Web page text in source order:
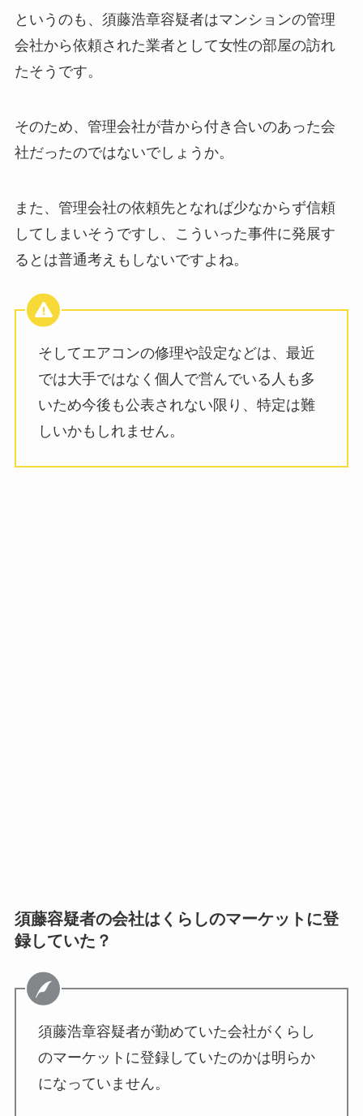
というのも、須藤浩章容疑者はマンションの管理
会社から依頼された業者として女性の部屋の訪れ
たそうです。
そのため、管理会社が昔から付き合いのあった会
社だったのではないでしょうか。
また、管理会社の依頼先となれば少なからず信頼
してしまいそうですし、こういった事件に発展す
るとは普通考えもしないですよね。
そしてエアコンの修理や設定などは、最近
では大手ではなく個人で営んでいる人も多
いため今後も公表されない限り、特定は難
しいかもしれません。
須藤容疑者の会社はくらしのマーケットに登
録していた？
須藤浩章容疑者が勤めていた会社がくらし
のマーケットに登録していたのかは明らか
になっていません。